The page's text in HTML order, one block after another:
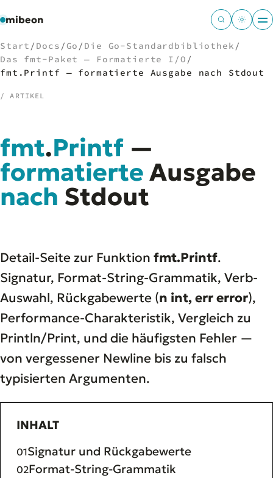
mibeon
Start
02MB
03Projekte
04 Leistungen
05Docs
Start / Docs /Go / Die Go-Standardbibliothek /
Das fmt-Paket — Formatierte I/O /
fmt.Printf — formatierte Ausgabe nach Stdout
/ ARTIKEL
fmt.Printf —
formatierte Ausgabe
nach Stdout
Detail-Seite zur Funktion fmt.Printf.
Signatur, Format-String-Grammatik, Verb-
Auswahl, Rückgabewerte (n int, err error),
Performance-Charakteristik, Vergleich zu
Println/Print, und die häufigsten Fehler —
von vergessener Newline bis zu falsch
typisierten Argumenten.
INHALT
Signatur und Rückgabewerte
Format-String-Grammatik